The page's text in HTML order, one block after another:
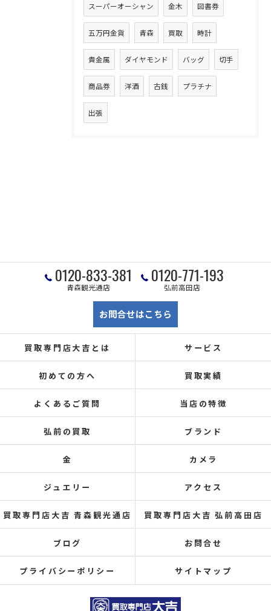
スーパーオーシャン 金木 図書券
五万円金貨 青森 買取 時計
貴金属 ダイヤモンド バッグ 切手
商品券 洋酒 古銭 プラチナ
出張
0120-833-381
青森観光通店
0120-771-193
弘前高田店
お問合せはこちら
買取専門店大吉とは サービス
初めての方へ 買取実績
よくあるご質問 当店の特徴
弘前の買取 ブランド
金 カメラ
ジュエリー アクセス
買取専門店大吉 青森観光通店 買取専門店大吉 弘前高田店
ブログ お問合せ
プライバシーポリシー サイトマップ